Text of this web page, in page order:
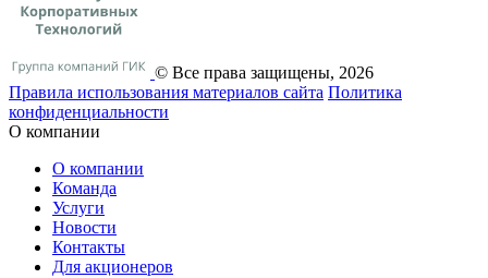
© Все права защищены, 2026
Правила использования материалов сайта Политика
конфиденциальности
О компании
О компании
Команда
Услуги
Новости
Контакты
Для акционеров